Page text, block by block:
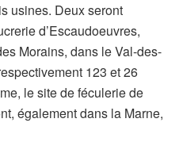
usines. Deux seront
d’Escaudoeuvres,
Morains, dans le Val-des-
123 et 26
le site de féculerie de
également dans la Marne,